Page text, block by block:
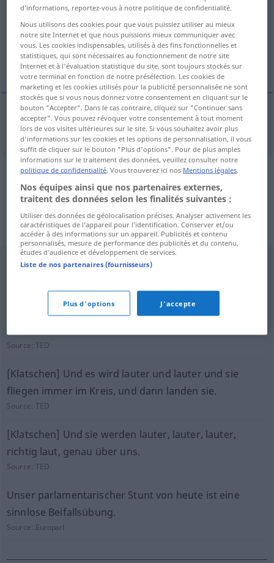
Vue d'ensemble de toutes les traductions
(Pour plus d'informations, cliquez sur/touchez la traduction)
Beifall
Beifallm clapping
Exemples de phrases de sources
extérieures pour "clapping"
(non vérifiés par la rédaction de
Langenscheidt)
Und bitten versuchen Sie, dies durch Ihr Klatschen zu
Source:TED
[Klatschen] Und es wird lauter und lauter und sie
fliegen immer im Kreis, und dann landen sie.
Source:TED
[Klatschen] Und sie werden lauter, lauter, lauter,
richtig laut, genau über uns.
Source:TED
Unser parlamentarischer Stunt von heute ist eine
sinnlose Beifallsübung.
Source: Europarl
d’informations, reportez-vous à notre politique de confidentialité.
Nous utilisons des cookies pour que vous puissiez utiliser au mieux
notre site Internet et que nous puissions mieux communiquer avec
vous. Les cookies indispensables, utilisés à des fins fonctionnelles et
statistiques, qui sont nécessaires au fonctionnement de notre site
Internet et à l'évaluation statistique du site, sont toujours stockés sur
votre terminal en fonction de notre présélection. Les cookies de
marketing et les cookies utilisés pour la publicité personnalisée ne sont
stockés que si vous nous donnez votre consentement en cliquant sur le
bouton "Accepter". Dans le cas contraire, cliquez sur "Continuer sans
accepter". Vous pouvez révoquer votre consentement à tout moment
lors de vos visites ultérieures sur le site. Si vous souhaitez avoir plus
d'informations sur les cookies et les options de personnalisation, il vous
suffit de cliquer sur le bouton "Plus d'options". Pour de plus amples
informations sur le traitement des données, veuillez consulter notre
politique de confidentialité. Vous trouverez ici nos Mentions légales.
Nos équipes ainsi que nos partenaires externes,
traitent des données selon les finalités suivantes :
Utiliser des données de géolocalisation précises. Analyser activement les
caractéristiques de l’appareil pour l’identification. Conserver et/ou
accéder à des informations sur un appareil. Publicités et contenu
personnalisés, mesure de performance des publicités et du contenu,
études d’audience et développement de services.
Liste de nos partenaires (fournisseurs)
Plus d'options J'accepte